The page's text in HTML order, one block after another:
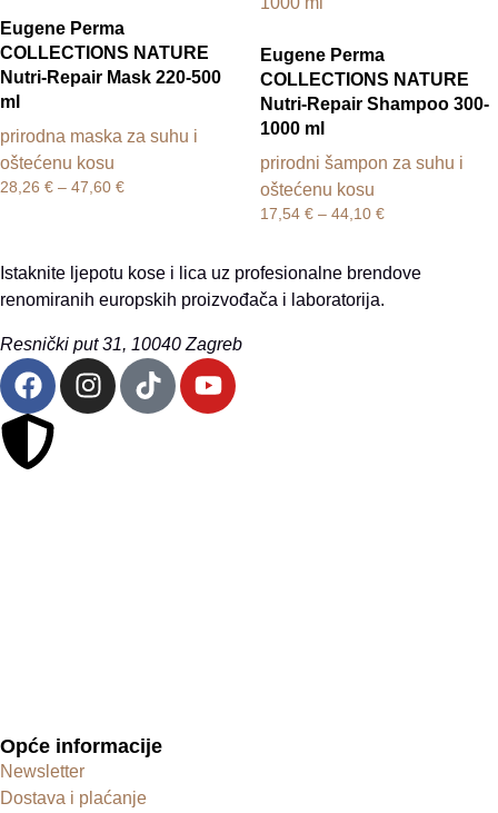
Eugene Perma
COLLECTIONS NATURE
Nutri-Repair Mask 220-500
ml
prirodna maska za suhu i
oštećenu kosu
28,26 € – 47,60 €
Eugene Perma
COLLECTIONS NATURE
Nutri-Repair Shampoo 300-
1000 ml
prirodni šampon za suhu i
oštećenu kosu
17,54 € – 44,10 €
Istaknite ljepotu kose i lica uz profesionalne brendove
renomiranih europskih proizvođača i laboratorija.
Resnički put 31, 10040 Zagreb
Opće informacije
Newsletter
Dostava i plaćanje